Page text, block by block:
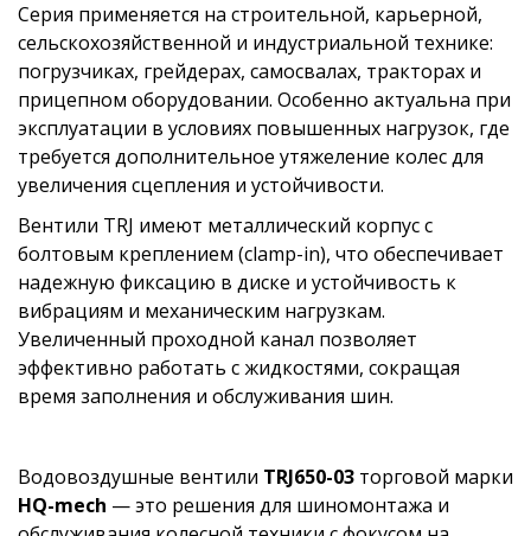
Серия применяется на строительной, карьерной,
сельскохозяйственной и индустриальной технике:
погрузчиках, грейдерах, самосвалах, тракторах и
прицепном оборудовании. Особенно актуальна при
эксплуатации в условиях повышенных нагрузок, где
требуется дополнительное утяжеление колес для
увеличения сцепления и устойчивости.
Вентили TRJ имеют металлический корпус с
болтовым креплением (clamp-in), что обеспечивает
надежную фиксацию в диске и устойчивость к
вибрациям и механическим нагрузкам.
Увеличенный проходной канал позволяет
эффективно работать с жидкостями, сокращая
время заполнения и обслуживания шин.
Водовоздушные вентили TRJ650-03 торговой марки
HQ-mech — это решения для шиномонтажа и